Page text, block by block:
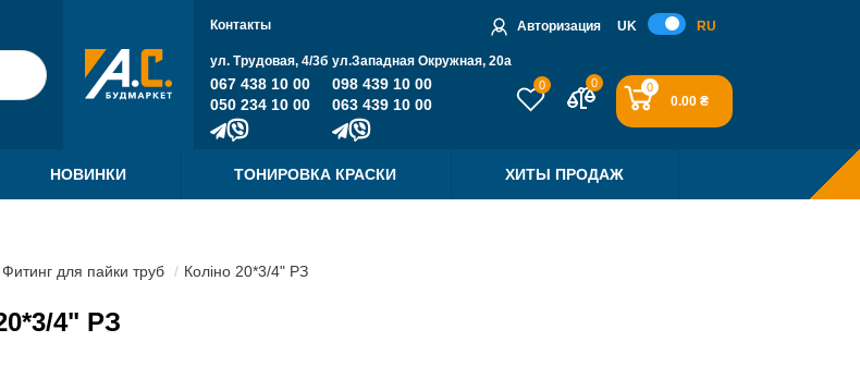
Контакты Авторизация UK RU
ул. Трудовая, 4/3б
067 438 10 00
050 234 10 00
ул.Западная Окружная, 20a
098 439 10 00
063 439 10 00
0 0 0
0.00 ₴
НОВИНКИ ТОНИРОВКА КРАСКИ ХИТЫ ПРОДАЖ
Фитинг для пайки труб Коліно 20*3/4" РЗ
4" РЗ